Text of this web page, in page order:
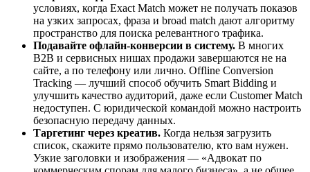
условиях, когда Exact Match может не получать показов
на узких запросах, фраза и broad match дают алгоритму
пространство для поиска релевантного трафика.
Подавайте офлайн-конверсии в систему. В многих
B2B и сервисных нишах продажи завершаются не на
сайте, а по телефону или лично. Offline Conversion
Tracking — лучший способ обучить Smart Bidding и
улучшить качество аудиторий, даже если Customer Match
недоступен. С юридической командой можно настроить
безопасную передачу данных.
Таргетинг через креатив. Когда нельзя загрузить
список, скажите прямо пользователю, кто вам нужен.
Узкие заголовки и изображения — «Адвокат по